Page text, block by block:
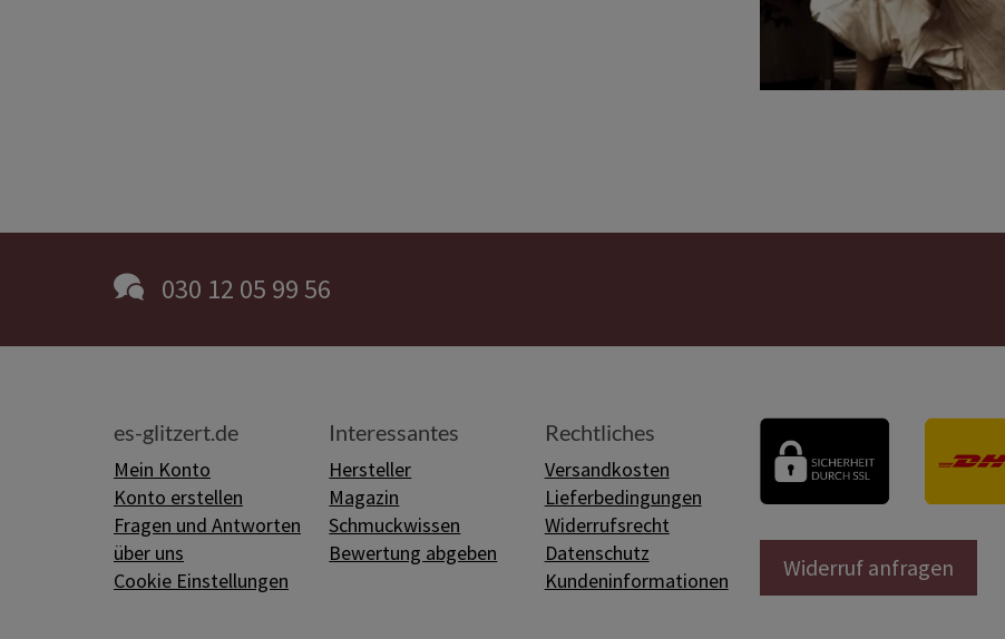
030 12 05 99 56
es-glitzert.de
Mein Konto
Konto erstellen
Fragen und Antworten
über uns
Cookie Einstellungen
Interessantes
Hersteller
Magazin
Schmuckwissen
Bewertung abgeben
Rechtliches
Versandkosten
Lieferbedingungen
Widerrufsrecht
Datenschutz
Kundeninformationen
Widerruf anfragen